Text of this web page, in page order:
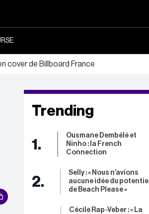
cover de Billboard France
Trending
1.
Ousmane Dembélé et
Ninho : la French
Connection
2.
Selly : « Nous n’avions
aucune idée du potentiel
de Beach Please »
Cécile Rap-Veber : « La